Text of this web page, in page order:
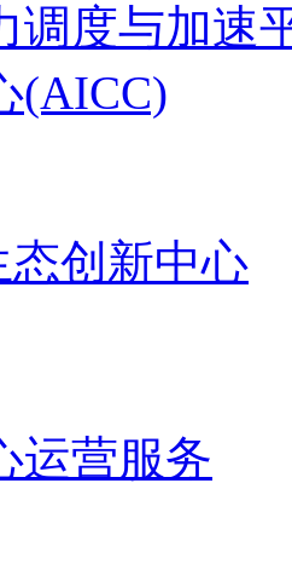
调度与加速
(AICC)
态创新中心
运营服务